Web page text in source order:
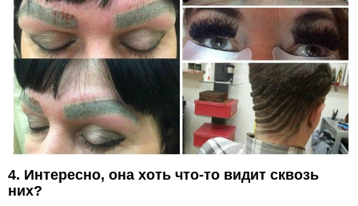
4. Интересно, она хоть что-то видит сквозь
них?